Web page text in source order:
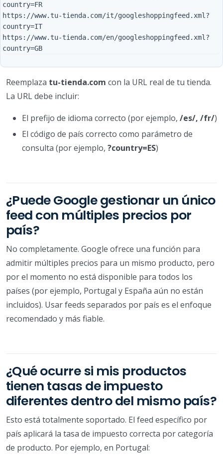
country=FR
https://www.tu-tienda.com/it/googleshoppingfeed.xml?
country=IT
https://www.tu-tienda.com/en/googleshoppingfeed.xml?
Reemplaza tu-tienda.com con la URL real de tu tienda.
La URL debe incluir:
El prefijo de idioma correcto (por ejemplo, /es/, /fr/)
El código de país correcto como parámetro de
consulta (por ejemplo, ?country=ES)
¿Puede Google gestionar un único
feed con múltiples precios por
país?
No completamente. Google ofrece una función para
admitir múltiples precios para un mismo producto, pero
por el momento no está disponible para todos los
países (por ejemplo, Portugal y España aún no están
incluidos). Usar feeds separados por país es el enfoque
recomendado y más fiable.
¿Qué ocurre si mis productos
tienen tasas de impuesto
diferentes dentro del mismo país?
Esto está totalmente soportado. El feed específico por
país aplicará la tasa de impuesto correcta por categoría
de producto. Por ejemplo, en Portugal: